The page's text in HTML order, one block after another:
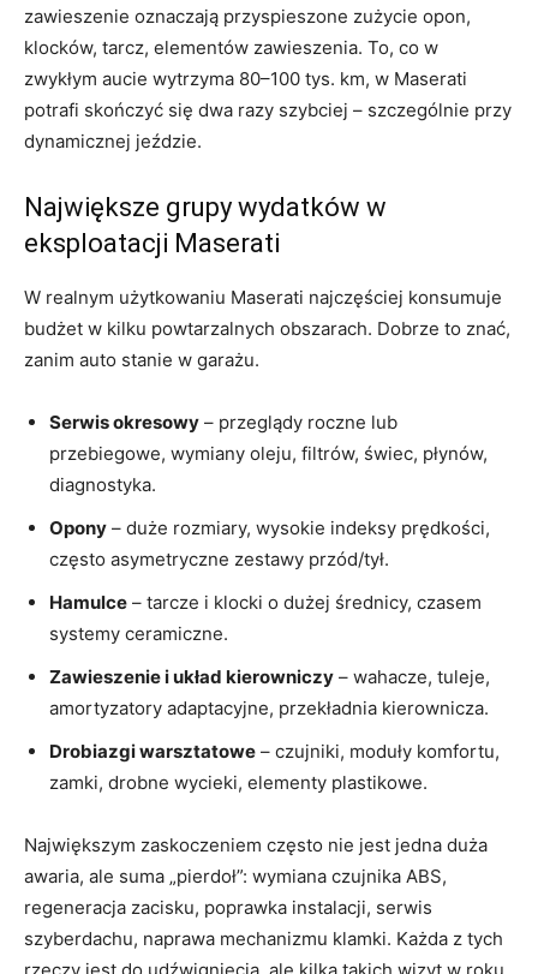
zawieszenie oznaczają przyspieszone zużycie opon,
klocków, tarcz, elementów zawieszenia. To, co w
zwykłym aucie wytrzyma 80–100 tys. km, w Maserati
potrafi skończyć się dwa razy szybciej – szczególnie przy
dynamicznej jeździe.
Największe grupy wydatków w
eksploatacji Maserati
W realnym użytkowaniu Maserati najczęściej konsumuje
budżet w kilku powtarzalnych obszarach. Dobrze to znać,
zanim auto stanie w garażu.
Serwis okresowy – przeglądy roczne lub
przebiegowe, wymiany oleju, filtrów, świec, płynów,
diagnostyka.
Opony – duże rozmiary, wysokie indeksy prędkości,
często asymetryczne zestawy przód/tył.
Hamulce – tarcze i klocki o dużej średnicy, czasem
systemy ceramiczne.
Zawieszenie i układ kierowniczy – wahacze, tuleje,
amortyzatory adaptacyjne, przekładnia kierownicza.
Drobiazgi warsztatowe – czujniki, moduły komfortu,
zamki, drobne wycieki, elementy plastikowe.
Największym zaskoczeniem często nie jest jedna duża
awaria, ale suma „pierdoł”: wymiana czujnika ABS,
regeneracja zacisku, poprawka instalacji, serwis
szyberdachu, naprawa mechanizmu klamki. Każda z tych